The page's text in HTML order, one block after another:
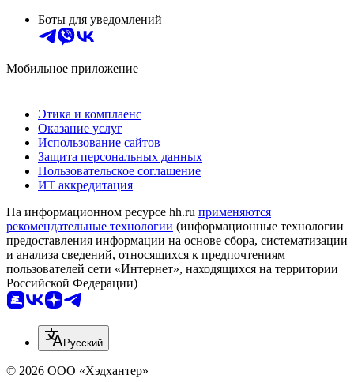
Боты для уведомлений
Мобильное приложение
Этика и комплаенс
Оказание услуг
Использование сайтов
Защита персональных данных
Пользовательское соглашение
ИТ аккредитация
На информационном ресурсе hh.ru применяются
рекомендательные технологии (информационные технологии
предоставления информации на основе сбора, систематизации
и анализа сведений, относящихся к предпочтениям
пользователей сети «Интернет», находящихся на территории
Российской Федерации)
Русский
© 2026 ООО «Хэдхантер»